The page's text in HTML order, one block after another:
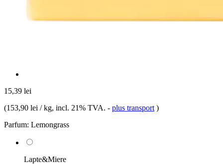
15,39 lei
(153,90 lei / kg, incl. 21% TVA. - plus transport )
Parfum: Lemongrass
Lapte&Miere